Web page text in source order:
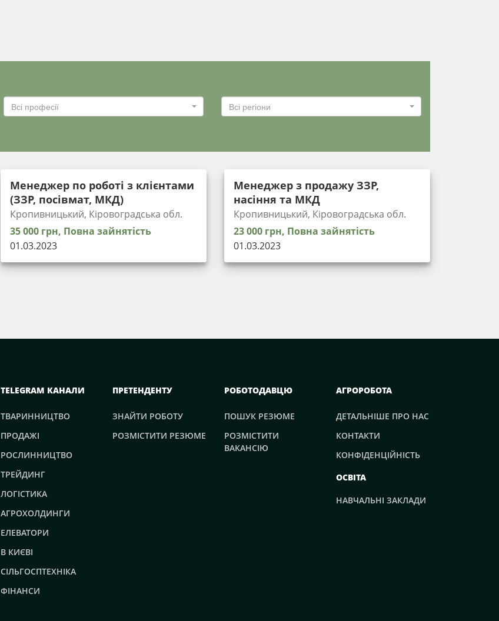
Всі професії Всі регіони
Менеджер по роботі з клієнтами
(ЗЗР, посівмат, МКД)
Кропивницький, Кіровоградська обл.
35 000 грн, Повна зайнятість
01.03.2023
Менеджер з продажу ЗЗР,
насіння та МКД
Кропивницький, Кіровоградська обл.
23 000 грн, Повна зайнятість
01.03.2023
TELEGRAM КАНАЛИ
ТВАРИННИЦТВО
ПРОДАЖІ
РОСЛИННИЦТВО
ТРЕЙДИНГ
ЛОГІСТИКА
АГРОХОЛДИНГИ
ЕЛЕВАТОРИ
В КИЄВІ
СІЛЬГОСПТЕХНІКА
ФІНАНСИ
ПРЕТЕНДЕНТУ
ЗНАЙТИ РОБОТУ
РОЗМІСТИТИ РЕЗЮМЕ
РОБОТОДАВЦЮ
ПОШУК РЕЗЮМЕ
РОЗМІСТИТИ
ВАКАНСІЮ
АГРОРОБОТА
ДЕТАЛЬНІШЕ ПРО НАС
КОНТАКТИ
КОНФІДЕНЦІЙНІСТЬ
ОСВІТА
НАВЧАЛЬНІ ЗАКЛАДИ